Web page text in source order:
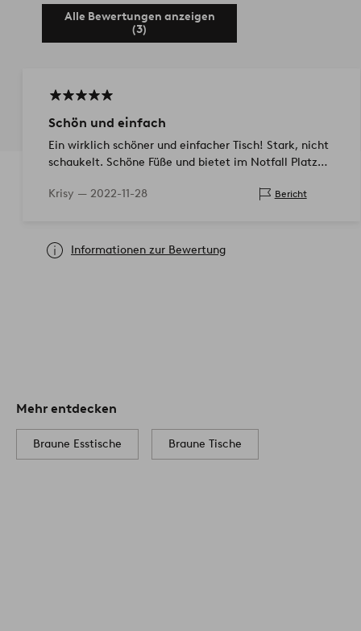
Alle Bewertungen anzeigen
(3)
Schön und einfach
Ein wirklich schöner und einfacher Tisch! Stark, nicht
schaukelt. Schöne Füße und bietet im Notfall Platz
Krisy — 2022-11-28 Bericht
Informationen zur Bewertung
Mehr entdecken
Braune Esstische Braune Tische